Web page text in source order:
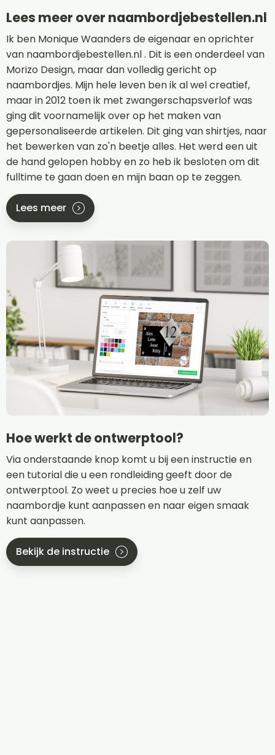
Lees meer over naambordjebestellen.nl
Ik ben Monique Waanders de eigenaar en oprichter
van naambordjebestellen.nl . Dit is een onderdeel van
Morizo Design, maar dan volledig gericht op
naambordjes. Mijn hele leven ben ik al wel creatief,
maar in 2012 toen ik met zwangerschapsverlof was
ging dit voornamelijk over op het maken van
gepersonaliseerde artikelen. Dit ging van shirtjes, naar
het bewerken van zo'n beetje alles. Het werd een uit
de hand gelopen hobby en zo heb ik besloten om dit
fulltime te gaan doen en mijn baan op te zeggen.
Lees meer
Hoe werkt de ontwerptool?
Via onderstaande knop komt u bij een instructie en
een tutorial die u een rondleiding geeft door de
ontwerptool. Zo weet u precies hoe u zelf uw
naambordje kunt aanpassen en naar eigen smaak
kunt aanpassen.
Bekijk de instructie